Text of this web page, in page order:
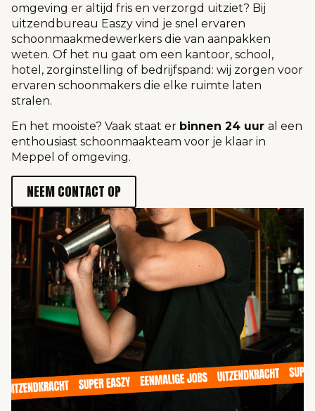
omgeving er altijd fris en verzorgd uitziet? Bij
uitzendbureau Easzy vind je snel ervaren
schoonmaakmedewerkers die van aanpakken
weten. Of het nu gaat om een kantoor, school,
hotel, zorginstelling of bedrijfspand: wij zorgen voor
ervaren schoonmakers die elke ruimte laten
stralen.
En het mooiste? Vaak staat er binnen 24 uur al een
enthousiast schoonmaakteam voor je klaar in
Meppel of omgeving.
NEEM CONTACT OP